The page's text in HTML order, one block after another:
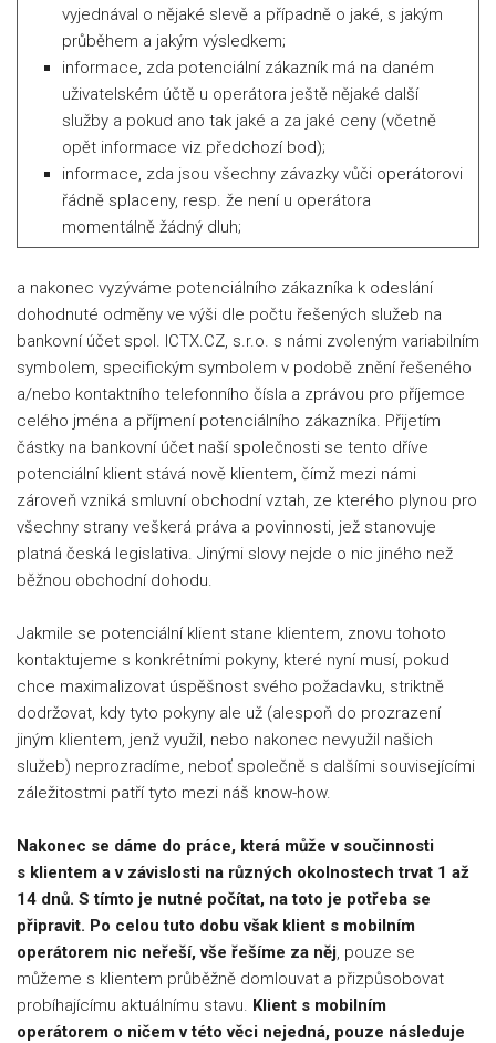
vyjednával o nějaké slevě a případně o jaké, s jakým
průběhem a jakým výsledkem;
informace, zda potenciální zákazník má na daném
uživatelském účtě u operátora ještě nějaké další
služby a pokud ano tak jaké a za jaké ceny (včetně
opět informace viz předchozí bod);
informace, zda jsou všechny závazky vůči operátorovi
řádně splaceny, resp. že není u operátora
momentálně žádný dluh;
a nakonec vyzýváme potenciálního zákazníka k odeslání
dohodnuté odměny ve výši dle počtu řešených služeb na
bankovní účet spol. ICTX.CZ, s.r.o. s námi zvoleným variabilním
symbolem, specifickým symbolem v podobě znění řešeného
a/nebo kontaktního telefonního čísla a zprávou pro příjemce
celého jména a příjmení potenciálního zákazníka. Přijetím
částky na bankovní účet naší společnosti se tento dříve
potenciální klient stává nově klientem, čímž mezi námi
zároveň vzniká smluvní obchodní vztah, ze kterého plynou pro
všechny strany veškerá práva a povinnosti, jež stanovuje
platná česká legislativa. Jinými slovy nejde o nic jiného než
běžnou obchodní dohodu.
Jakmile se potenciální klient stane klientem, znovu tohoto
kontaktujeme s konkrétními pokyny, které nyní musí, pokud
chce maximalizovat úspěšnost svého požadavku, striktně
dodržovat, kdy tyto pokyny ale už (alespoň do prozrazení
jiným klientem, jenž využil, nebo nakonec nevyužil našich
služeb) neprozradíme, neboť společně s dalšími souvisejícími
záležitostmi patří tyto mezi náš know-how.
Nakonec se dáme do práce, která může v součinnosti
s klientem a v závislosti na různých okolnostech trvat 1 až
14 dnů. S tímto je nutné počítat, na toto je potřeba se
připravit. Po celou tuto dobu však klient s mobilním
operátorem nic neřeší, vše řešíme za něj, pouze se
můžeme s klientem průběžně domlouvat a přizpůsobovat
probíhajícímu aktuálnímu stavu. Klient s mobilním
operátorem o ničem v této věci nejedná, pouze následuje